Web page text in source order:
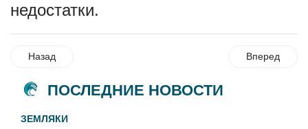
недостатки.
Назад Вперед
ПОСЛЕДНИЕ НОВОСТИ
ЗЕМЛЯКИ